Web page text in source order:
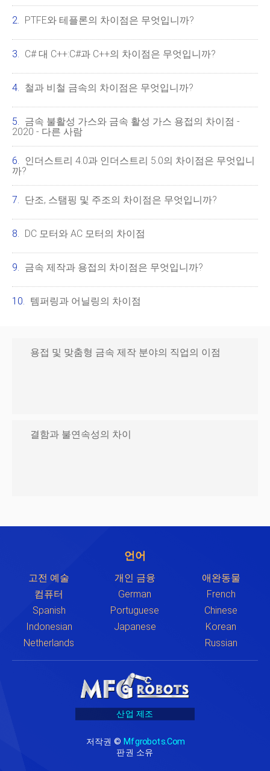
PTFE와 테플론의 차이점은 무엇입니까?
C# 대 C++:C#과 C++의 차이점은 무엇입니까?
철과 비철 금속의 차이점은 무엇입니까?
금속 불활성 가스와 금속 활성 가스 용접의 차이점 -
2020 - 다른 사람
인더스트리 4.0과 인더스트리 5.0의 차이점은 무엇입니
까?
단조, 스탬핑 및 주조의 차이점은 무엇입니까?
DC 모터와 AC 모터의 차이점
금속 제작과 용접의 차이점은 무엇입니까?
템퍼링과 어닐링의 차이점
용접 및 맞춤형 금속 제작 분야의 직업의 이점
결함과 불연속성의 차이
언어
고전 예술 개인 금융
애완동물
컴퓨터
German
French
Spanish
Portuguese
Chinese
Indonesian
Japanese
Korean
Netherlands
Russian
산업 제조
저작권 © Mfgrobots.com
판권 소유